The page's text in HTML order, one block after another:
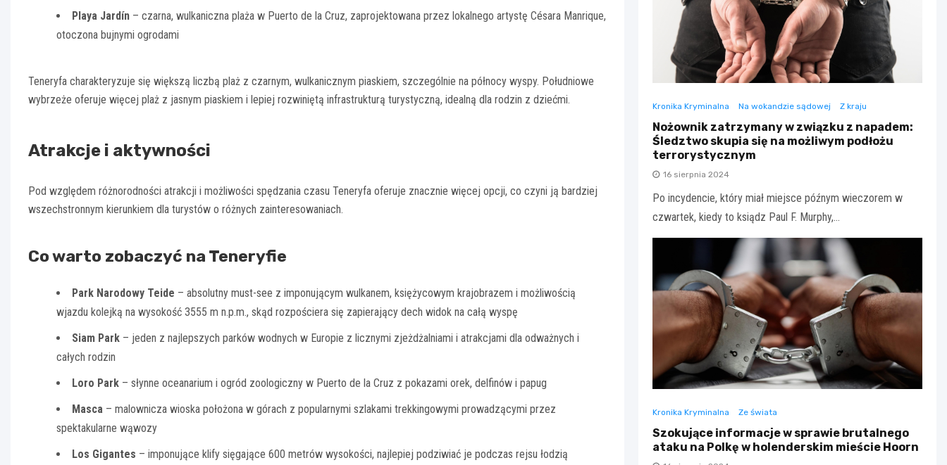
Playa Jardín – czarna, wulkaniczna plaża w Puerto de la Cruz, zaprojektowana przez lokalnego artystę Césara Manrique,
otoczona bujnymi ogrodami
Teneryfa charakteryzuje się większą liczbą plaż z czarnym, wulkanicznym piaskiem, szczególnie na północy wyspy. Południowe
wybrzeże oferuje więcej plaż z jasnym piaskiem i lepiej rozwiniętą infrastrukturą turystyczną, idealną dla rodzin z dziećmi.
Atrakcje i aktywności
Pod względem różnorodności atrakcji i możliwości spędzania czasu Teneryfa oferuje znacznie więcej opcji, co czyni ją bardziej
wszechstronnym kierunkiem dla turystów o różnych zainteresowaniach.
Co warto zobaczyć na Teneryfie
Park Narodowy Teide – absolutny must-see z imponującym wulkanem, księżycowym krajobrazem i możliwością
wjazdu kolejką na wysokość 3555 m n.p.m., skąd rozpościera się zapierający dech widok na całą wyspę
Siam Park – jeden z najlepszych parków wodnych w Europie z licznymi zjeżdżalniami i atrakcjami dla odważnych i
całych rodzin
Loro Park – słynne oceanarium i ogród zoologiczny w Puerto de la Cruz z pokazami orek, delfinów i papug
Masca – malownicza wioska położona w górach z popularnymi szlakami trekkingowymi prowadzącymi przez
spektakularne wąwozy
Los Gigantes – imponujące klify sięgające 600 metrów wysokości, najlepiej podziwiać je podczas rejsu łodzią
Kronika Kryminalna Na wokandzie sądowej Z kraju
Nożownik zatrzymany w związku z napadem:
Śledztwo skupia się na możliwym podłożu
terrorystycznym
16 sierpnia 2024
Po incydencie, który miał miejsce późnym wieczorem w
czwartek, kiedy to ksiądz Paul F. Murphy,…
Kronika Kryminalna Ze świata
Szokujące informacje w sprawie brutalnego
ataku na Polkę w holenderskim mieście Hoorn